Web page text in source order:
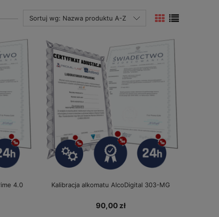
Sortuj wg: Nazwa produktu A-Z
4.0 Kalibracja alkomatu AlcoDigital 303-MG
90,00 zł